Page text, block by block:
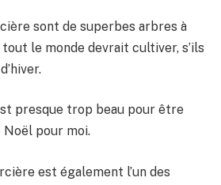
sont de superbes arbres à
le monde devrait cultiver, s’ils
presque trop beau pour être
Noël pour moi.
est également l’un des